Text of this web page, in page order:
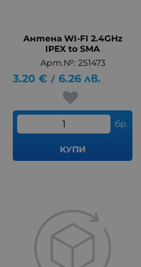
Антена WI-FI 2.4GHz
IPEX to SMA
Арт.№: 251473
3.20 € / 6.26 лв.
бр.
КУПИ